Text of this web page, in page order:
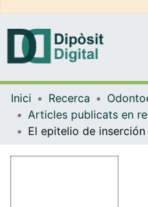
Inici Recerca